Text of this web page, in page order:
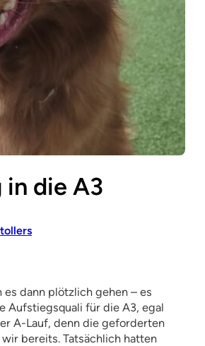
die A3
es dann plötzlich gehen – es
Aufstiegsquali für die A3, egal
A-Lauf, denn die geforderten
bereits. Tatsächlich hatten